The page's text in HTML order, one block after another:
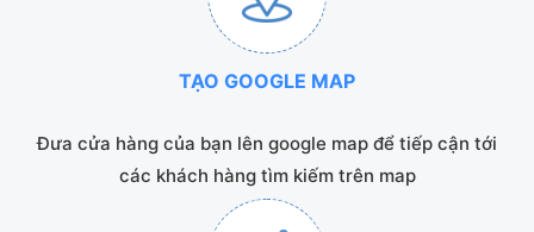
TẠO GOOGLE MAP
Đưa cửa hàng của bạn lên google map để tiếp cận tới
các khách hàng tìm kiếm trên map